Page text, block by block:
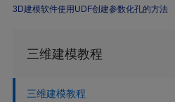
3D建模软件使用UDF创建参数化孔的方法
三维建模教程
三维建模教程